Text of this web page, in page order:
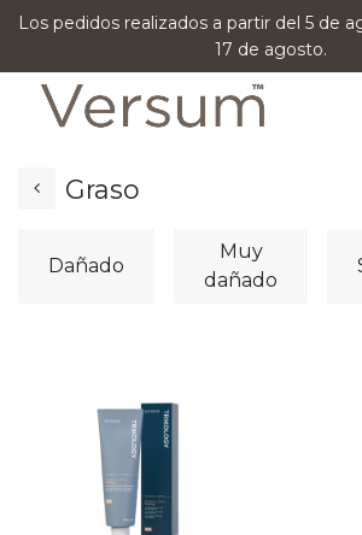
Los pedidos realizados a partir del 5 de
17 de agosto.
Graso
Dañado
Muy
dañado